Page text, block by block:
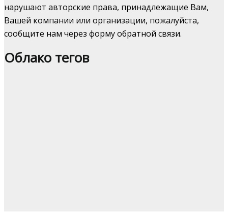
нарушают авторские права, принадлежащие Вам,
Вашей компании или организации, пожалуйста,
сообщите нам через форму обратной связи.
Облако тегов